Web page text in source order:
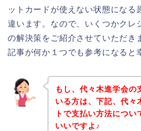
ットカードが使えない状態になる
違います。なので、いくつかクレ
の解決策をご紹介させていただき
記事が何か１つでも参考になると
もし、代々木進学会の
いる方は、下記、代々
トで支払い方法につい
いいですよ♪